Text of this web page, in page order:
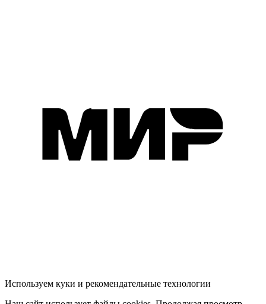
Используем куки и рекомендательные технологии